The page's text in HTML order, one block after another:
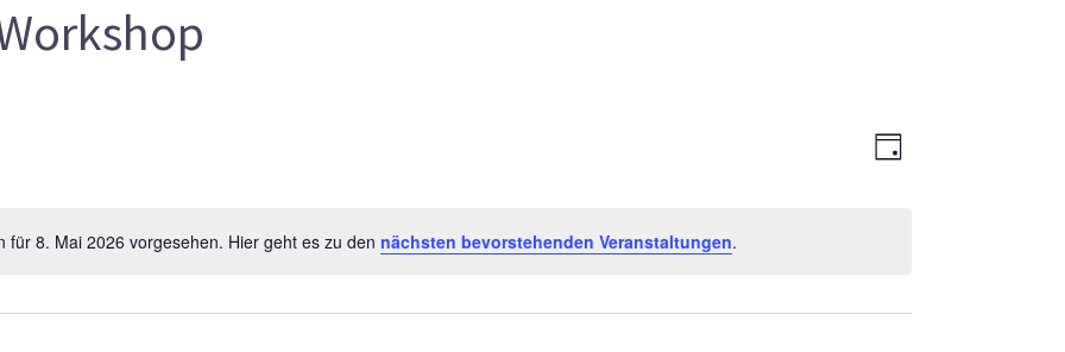
für 8. Mai 2026 vorgesehen. Hier geht es zu den nächsten bevorstehenden Veranstaltungen.
TAG